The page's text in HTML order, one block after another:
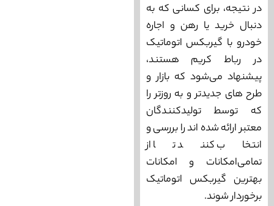
در نتیجه، برای کسانی که به
دنبال خرید یا رهن و اجاره
خودرو با گیربکس اتوماتیک
در رباط کریم هستند،
پیشنهاد می‌‌شود که بازار و
طرح‌ های جدیدتر و به روزتر را
که توسط تولیدکنندگان
معتبر ارائه شده ‌اند را بررسی و
انتخاب کنند تا از
تمامی‌امکانات و امکانات
بهترین گیربکس اتوماتیک
برخوردار شوند.